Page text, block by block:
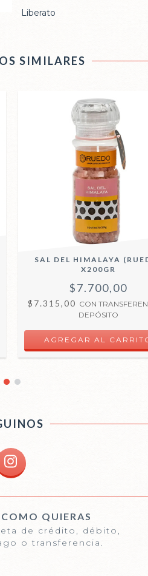
Liberato
SIMILARES
SAL DEL HIMALAYA
X200GR
$7.700,00
$7.315,00 CON
DEPÓSITO
QUIERAS
de crédito, débito,
o transferencia.